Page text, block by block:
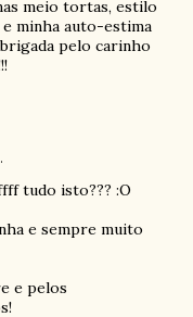
meio tortas, estilo
minha auto-estima
pelo carinho
tudo isto??? :O
e sempre muito
e pelos